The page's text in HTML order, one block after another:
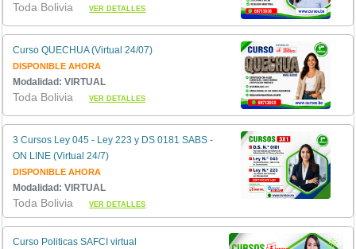
Toda BoliviaVER DETALLES
Curso QUECHUA (Virtual 24/07)
DISPONIBLE AHORA
Modalidad: VIRTUAL
Toda BoliviaVER DETALLES
3 Cursos Ley 045 - Ley 223 y DS 0181 SABS -
ON LINE (Virtual 24/7)
DISPONIBLE AHORA
Modalidad: VIRTUAL
Toda BoliviaVER DETALLES
Curso Politicas SAFCI virtual